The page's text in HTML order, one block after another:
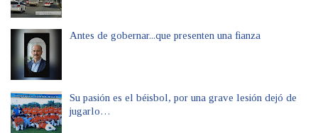
Antes de gobernar...que presenten una fianza
Su pasión es el béisbol, por una grave lesión dejó de
jugarlo…